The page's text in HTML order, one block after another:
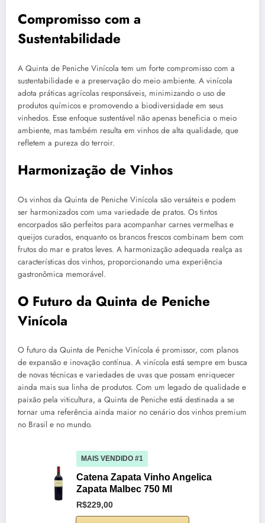
Compromisso com a
Sustentabilidade
A Quinta de Peniche Vinícola tem um forte compromisso com a
sustentabilidade e a preservação do meio ambiente. A vinícola
adota práticas agrícolas responsáveis, minimizando o uso de
produtos químicos e promovendo a biodiversidade em seus
vinhedos. Esse enfoque sustentável não apenas beneficia o meio
ambiente, mas também resulta em vinhos de alta qualidade, que
refletem a pureza do terroir.
Harmonização de Vinhos
Os vinhos da Quinta de Peniche Vinícola são versáteis e podem
ser harmonizados com uma variedade de pratos. Os tintos
encorpados são perfeitos para acompanhar carnes vermelhas e
queijos curados, enquanto os brancos frescos combinam bem com
frutos do mar e pratos leves. A harmonização adequada realça as
características dos vinhos, proporcionando uma experiência
gastronômica memorável.
O Futuro da Quinta de Peniche
Vinícola
O futuro da Quinta de Peniche Vinícola é promissor, com planos
de expansão e inovação contínua. A vinícola está sempre em busca
de novas técnicas e variedades de uvas que possam enriquecer
ainda mais sua linha de produtos. Com um legado de qualidade e
paixão pela viticultura, a Quinta de Peniche está destinada a se
tornar uma referência ainda maior no cenário dos vinhos premium
no Brasil e no mundo.
MAIS VENDIDO #1
Catena Zapata Vinho Angelica
Zapata Malbec 750 Ml
R$229,00